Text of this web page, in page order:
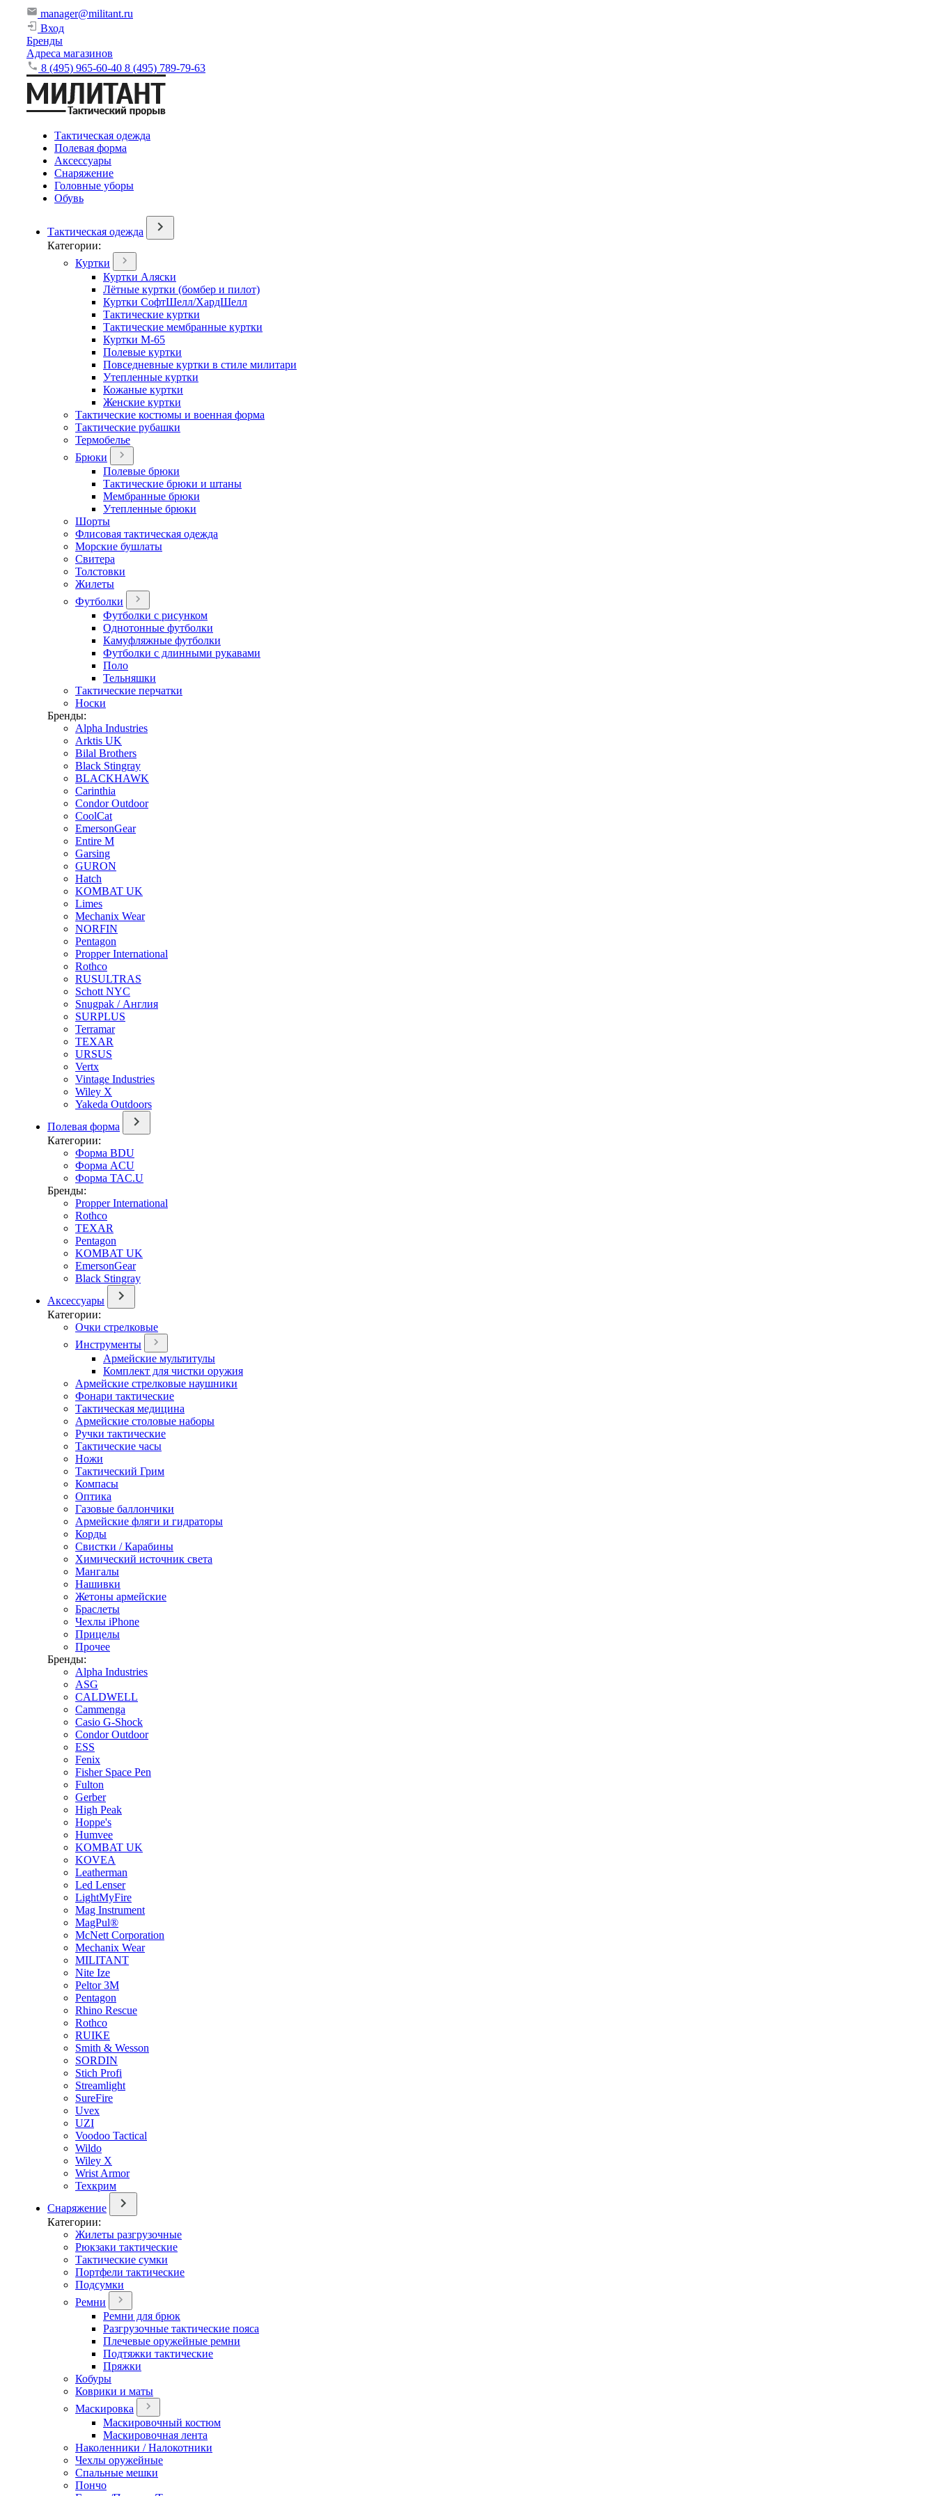
manager@militant.ru
Вход
Бренды
Адреса магазинов
8 (495) 965-60-40 8 (495) 789-79-63
Тактическая одежда
Полевая форма
Аксессуары
Снаряжение
Головные уборы
Обувь
Тактическая одежда
Категории:
Куртки
Куртки Аляски
Лётные куртки (бомбер и пилот)
Куртки СофтШелл/ХардШелл
Тактические куртки
Тактические мембранные куртки
Куртки М-65
Полевые куртки
Повседневные куртки в стиле милитари
Утепленные куртки
Кожаные куртки
Женские куртки
Тактические костюмы и военная форма
Тактические рубашки
Термобелье
Брюки
Полевые брюки
Тактические брюки и штаны
Мембранные брюки
Утепленные брюки
Шорты
Флисовая тактическая одежда
Морские бушлаты
Свитера
Толстовки
Жилеты
Футболки
Футболки с рисунком
Однотонные футболки
Камуфляжные футболки
Футболки с длинными рукавами
Поло
Тельняшки
Тактические перчатки
Носки
Бренды:
Alpha Industries
Arktis UK
Bilal Brothers
Black Stingray
BLACKHAWK
Carinthia
Condor Outdoor
CoolCat
EmersonGear
Entire M
Garsing
GURON
Hatch
KOMBAT UK
Limes
Mechanix Wear
NORFIN
Pentagon
Propper International
Rothco
RUSULTRAS
Schott NYC
Snugpak / Англия
SURPLUS
Terramar
TEXAR
URSUS
Vertx
Vintage Industries
Wiley X
Yakeda Outdoors
Полевая форма
Категории:
Форма BDU
Форма ACU
Форма TAC.U
Бренды:
Propper International
Rothco
TEXAR
Pentagon
KOMBAT UK
EmersonGear
Black Stingray
Аксессуары
Категории:
Очки стрелковые
Инструменты
Армейские мультитулы
Комплект для чистки оружия
Армейские стрелковые наушники
Фонари тактические
Тактическая медицина
Армейские столовые наборы
Ручки тактические
Тактические часы
Ножи
Тактический Грим
Компасы
Оптика
Газовые баллончики
Армейские фляги и гидраторы
Корды
Свистки / Карабины
Химический источник света
Мангалы
Нашивки
Жетоны армейские
Браслеты
Чехлы iPhone
Прицелы
Прочее
Бренды:
Alpha Industries
ASG
CALDWELL
Cammenga
Casio G-Shock
Condor Outdoor
ESS
Fenix
Fisher Space Pen
Fulton
Gerber
High Peak
Hoppe's
Humvee
KOMBAT UK
KOVEA
Leatherman
Led Lenser
LightMyFire
Mag Instrument
MagPul®
McNett Corporation
Mechanix Wear
MILITANT
Nite Ize
Peltor 3M
Pentagon
Rhino Rescue
Rothco
RUIKE
Smith & Wesson
SORDIN
Stich Profi
Streamlight
SureFire
Uvex
UZI
Voodoo Tactical
Wildo
Wiley X
Wrist Armor
Техкрим
Снаряжение
Категории:
Жилеты разгрузочные
Рюкзаки тактические
Тактические сумки
Портфели тактические
Подсумки
Ремни
Ремни для брюк
Разгрузочные тактические пояса
Плечевые оружейные ремни
Подтяжки тактические
Пряжки
Кобуры
Коврики и маты
Маскировка
Маскировочный костюм
Маскировочная лента
Наколенники / Налокотники
Чехлы оружейные
Спальные мешки
Пончо